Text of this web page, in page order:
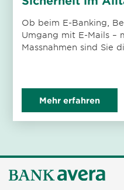
Ob beim E-Banking,
Umgang mit E-Mails –
Massnahmen sind Sie
Mehr erfahren